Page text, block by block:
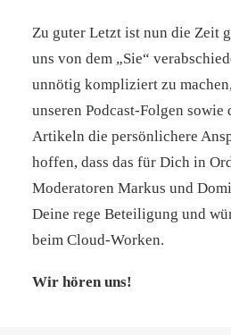
Zu guter Letzt ist nun die Zeit
uns von dem „Sie“
unnötig kompliziert zu
unseren Podcast-Folgen sowie
Artikeln die persönlichere
hoffen, dass das für Dich in
Moderatoren Markus und
Deine rege Beteiligung und
beim Cloud-Worken.
Wir hören uns!